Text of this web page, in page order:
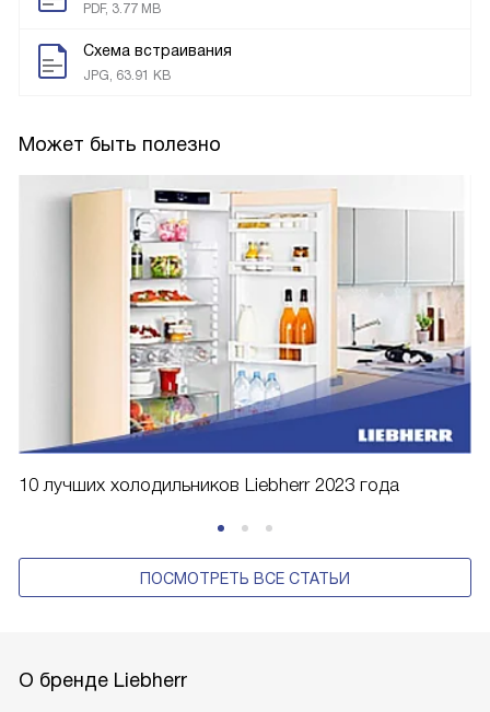
PDF, 3.77 MB
Схема встраивания
JPG, 63.91 KB
Может быть полезно
10 лучших холодильников Liebherr 2023 года
ПОСМОТРЕТЬ ВСЕ СТАТЬИ
О бренде Liebherr